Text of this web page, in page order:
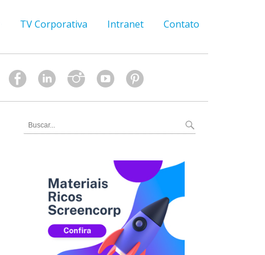
TV Corporativa Intranet Contato